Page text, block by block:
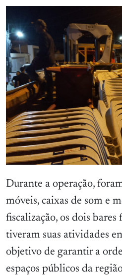
Durante a operação,
móveis, caixas de som e
fiscalização, os dois bares
tiveram suas atividades
objetivo de garantir a
espaços públicos da